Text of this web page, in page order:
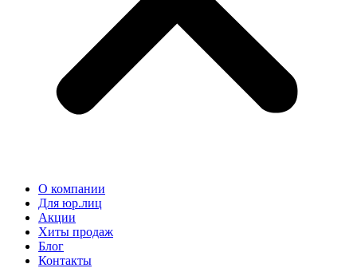
О компании
Для юр.лиц
Акции
Хиты продаж
Блог
Контакты